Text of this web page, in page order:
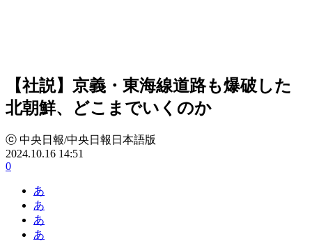
【社説】京義・東海線道路も爆破した
北朝鮮、どこまでいくのか
ⓒ 中央日報/中央日報日本語版
2024.10.16 14:51
0
あ
あ
あ
あ